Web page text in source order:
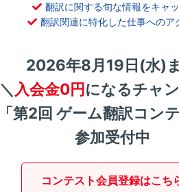
翻訳に関する旬な情報をキャッ
翻訳関連に特化した仕事へのア
2026年8月19日(水)
＼ 入会金0円になるチャ
「第2回 ゲーム翻訳コン
参加受付中
コンテスト会員登録はこち